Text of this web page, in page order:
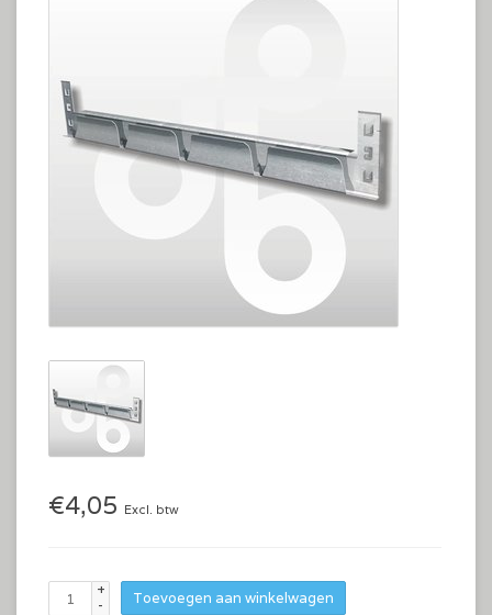
€4,05 Excl. btw
+
-
Toevoegen aan winkelwagen